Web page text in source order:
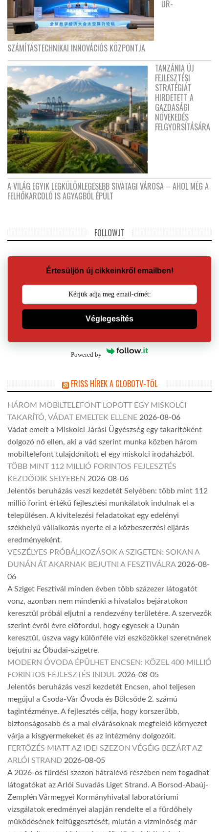
ŰR-
SZÁMÍTÁSTECHNIKAI INNOVÁCIÓS KÖZPONTJA
TANZÁNIA ÚJ
FEJLESZTÉSI
STRATÉGIÁT
HIRDETETT A
GAZDASÁGI
NÖVEKEDÉS
FELGYORSÍTÁSÁRA
A VILÁG EGYIK LEGKÜLÖNLEGESEBB SIVATAGI VÁROSA – AHOL MÉG A
FELHŐKARCOLÓ IS AGYAGBÓL ÉPÜLT
FOLLOW.IT
Értesüljön új cikkeinkről emailben!
Véglegesítés
Powered by
FRISS HÍREK A GLOBOTV-TŐL
HÁROM MOBILTELEFONT LOPOTT EGY MISKOLCI
TAKARÍTÓ, VÁDAT EMELTEK ELLENE 2026-08-06
Vádat emelt a Miskolci Járási Ügyészség egy takarítóként
dolgozó nő ellen, aki a vád szerint munka közben három
mobiltelefont tulajdonított el egy miskolci irodaházból.
TÖBB MINT 112 MILLIÓ FORINTOS FEJLESZTÉS
KEZDŐDIK SELYEBEN 2026-08-06
Jelentős beruházás veszi kezdetét Selyében: több mint 112
millió forint értékű fejlesztési munkálatok indulnak el a
településen. A kivitelezési feladatokat egy edelényi
székhelyű vállalkozás nyerte el a közbeszerzési eljárás
eredményeként.
VESZÉLYES PRÓBÁLKOZÁSOK A SZIGETEN: SOKAN A
DUNÁN ÁT AKARNAK BEJUTNI A FESZTIVÁLRA 2026-08-
06
A Sziget Fesztivál minden évben több százezer látogatót
vonz, azonban nem mindenki a hivatalos bejáratokon
keresztül próbál eljutni a rendezvény területére. A szervezők
szerint évről évre előfordul, hogy egyesek a Dunán
keresztül, úszva vagy különféle vízi eszközökkel szeretnének
bejutni az Óbudai-szigetre.
MODERN ÓVODA ÉPÜLHET ENCSEN: KÖZEL 400 MILLIÓ
FORINTOS FEJLESZTÉS INDUL 2026-08-05
Jelentős beruházás veszi kezdetét Encsen, ahol teljesen
megújul a Csoda-Vár Óvoda és Bölcsőde 2. számú
tagintézménye. A fejlesztés célja, hogy korszerűbb,
biztonságosabb és a mai elvárásoknak megfelelő környezet
várja a kisgyermekeket és az intézmény dolgozóit.
FERTŐZÉS MIATT AZ IDEI SZEZON VÉGÉIG BEZÁRT AZ
ARLÓI STRAND 2026-08-05
A 2026-os fürdési szezon hátralévő részében nem fogadhat
látogatókat az Arlói Suvadás Liget Strand. A Borsod-Abaúj-
Zemplén Vármegyei Kormányhivatal laboratóriumi
vizsgálatok eredményei alapján rendelte el a fürdőhely
működésének felfüggesztését, miután a vízminőség már